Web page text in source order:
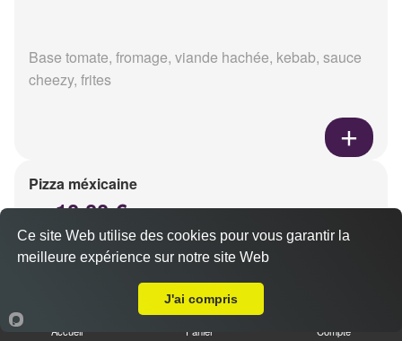
Base tomate, fromage, viande hachée, kebab, sauce
cheezy, frites
Pizza méxicaine
10.00 €
Base sauce barbecue, fromage, viande hachée,
Accueil Panier Compte
Ce site Web utilise des cookies pour vous garantir la
meilleure expérience sur notre site Web
J'ai compris